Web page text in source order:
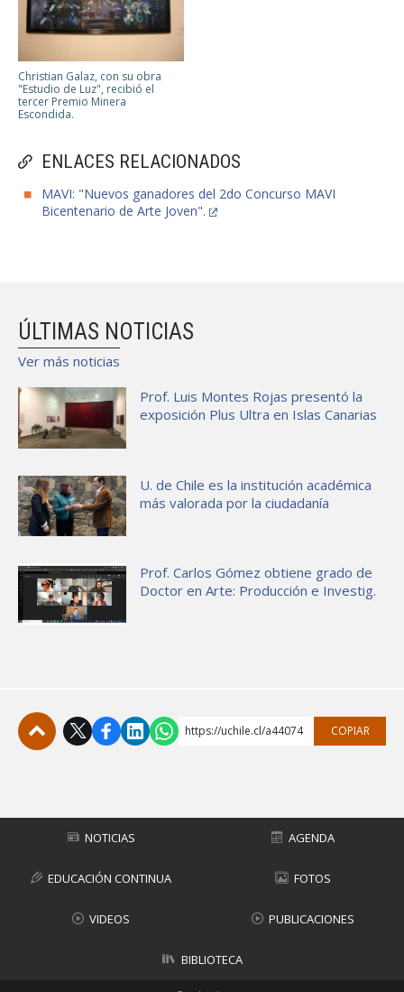
Christian Galaz, con su obra
"Estudio de Luz", recibió el
tercer Premio Minera
Escondida.
ENLACES RELACIONADOS
MAVI: "Nuevos ganadores del 2do Concurso MAVI
Bicentenario de Arte Joven".
ÚLTIMAS NOTICIAS
Ver más noticias
Prof. Luis Montes Rojas presentó la
exposición Plus Ultra en Islas Canarias
U. de Chile es la institución académica
más valorada por la ciudadanía
Prof. Carlos Gómez obtiene grado de
Doctor en Arte: Producción e Investig.
https://uchile.cl/a44074 COPIAR
NOTICIAS AGENDA
EDUCACIÓN CONTINUA FOTOS
VIDEOS PUBLICACIONES
BIBLIOTECA